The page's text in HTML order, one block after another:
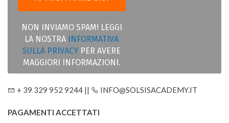
NON INVIAMO SPAM! LEGGI
LA NOSTRA INFORMATIVA
SULLA PRIVACY PER AVERE
MAGGIORI INFORMAZIONI.
+ 39 329 952 9244 || INFO@SOLSISACADEMY.IT
PAGAMENTI ACCETTATI